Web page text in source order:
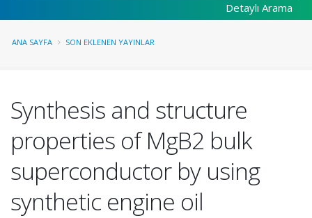
Detaylı Arama
ANA SAYFA SON EKLENEN YAYINLAR
Synthesis and structure
properties of MgB2 bulk
superconductor by using
synthetic engine oil